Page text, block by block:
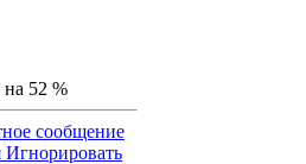
на 52 %
сообщение
Игнорировать